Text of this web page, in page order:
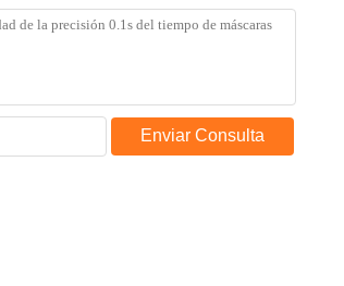
Enviar Consulta